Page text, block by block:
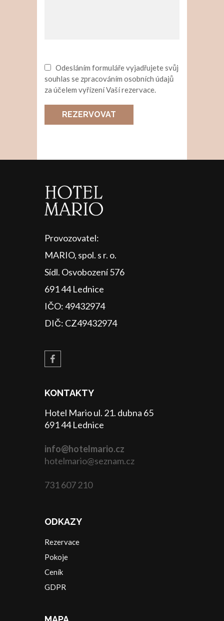
Odesláním formuláře vyjadřujete svůj
souhlas se zpracováním osobních údajů
za účelem vyřízení Vaší rezervace.
REZERVOVAT
Provozovatel:
MARIO, spol. s r. o.
Sídl. Osvobození 576
691 44 Lednice
IČO: 49432974
DIČ: CZ49432974
KONTAKTY
Hotel Mario ul. 21. dubna 65
691 44 Lednice
info@hotelmario.cz
hotelmario@seznam.cz
731 607 210
ODKAZY
Rezervace
Pokoje
Ceník
GDPR